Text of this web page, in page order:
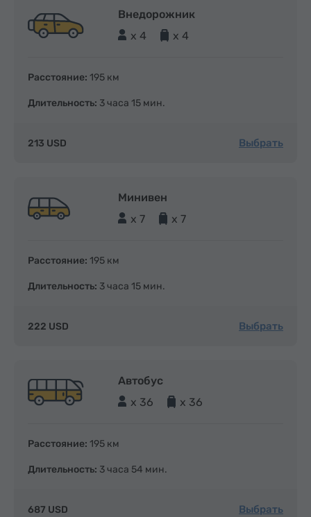
Внедорожник
x 4
x 4
Расстояние: 195 км
Длительность: 3 часа 15 мин.
213 USD Выбрать
Минивен
x 7
x 7
Расстояние: 195 км
Длительность: 3 часа 15 мин.
222 USD Выбрать
Автобус
x 36
x 36
Расстояние: 195 км
Длительность: 3 часа 54 мин.
687 USD Выбрать